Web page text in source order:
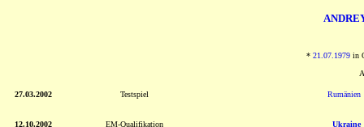
* 21.07.1979in
27.03.2002 Testspiel Rumänien
12.10.2002 EM-Qualifikation
Ukraine